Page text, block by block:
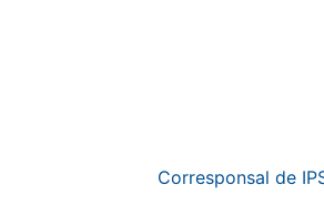
Corresponsal de